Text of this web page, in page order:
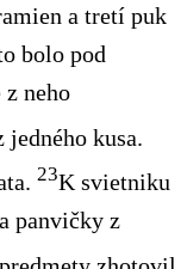
a tretí puk
bolo pod
neho
kusa.
23K svietniku
panvičky z